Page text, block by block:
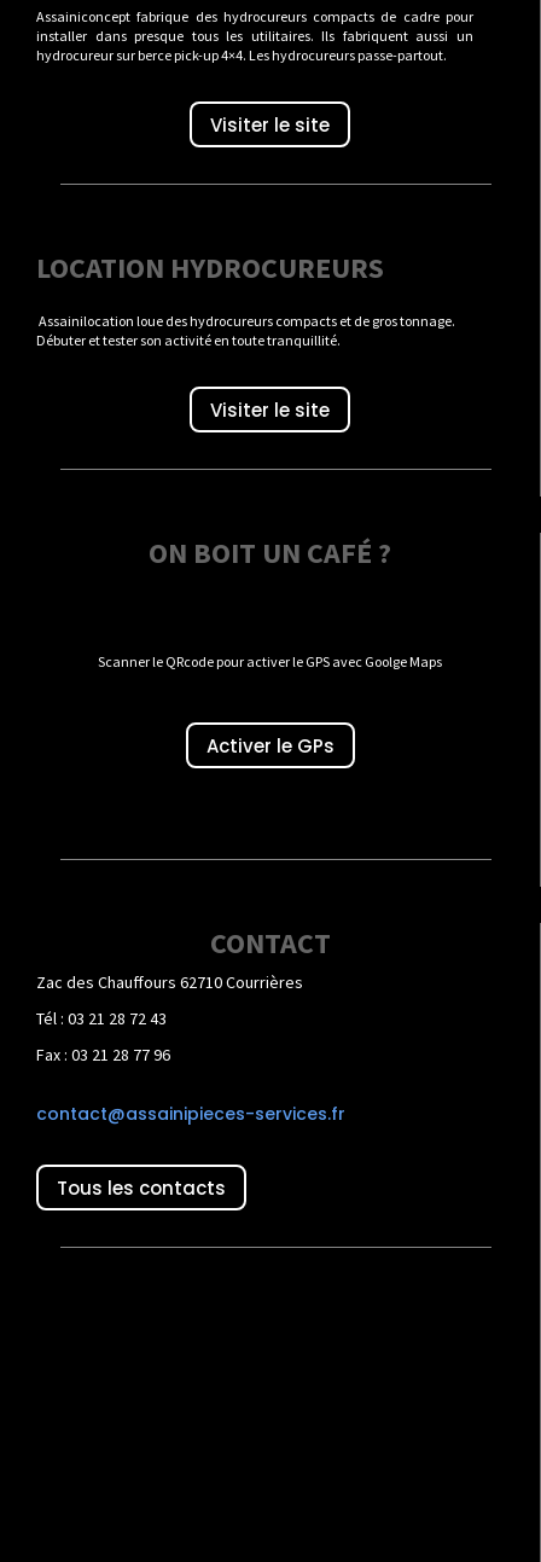
Assainiconcept fabrique des hydrocureurs compacts de cadre pour
installer dans presque tous les utilitaires. Ils fabriquent aussi un
hydrocureur sur berce pick-up 4×4. Les hydrocureurs passe-partout.
Visiter le site
LOCATION HYDROCUREURS
Assainilocation loue des hydrocureurs compacts et de gros tonnage.
Débuter et tester son activité en toute tranquillité.
Visiter le site
ON BOIT UN CAFÉ ?
Scanner le QRcode pour activer le GPS avec Goolge Maps
Activer le GPs
CONTACT
Zac des Chauffours 62710 Courrières
Tél : 03 21 28 72 43
Fax : 03 21 28 77 96
contact@assainipieces-services.fr
Tous les contacts